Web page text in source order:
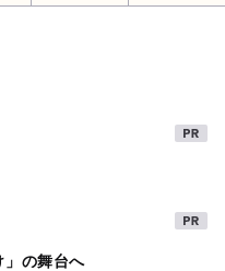
」の舞台へ